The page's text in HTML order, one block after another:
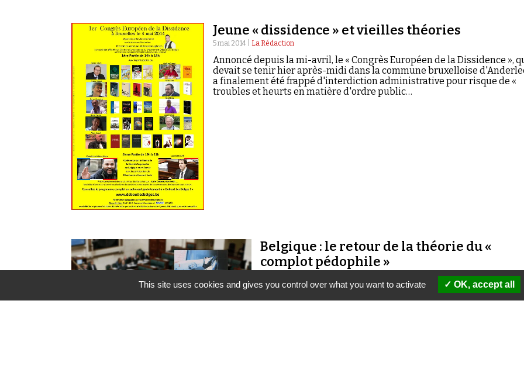
Jeune « dissidence » et vieilles théories
5 mai 2014 | La Rédaction
Annoncé depuis la mi-avril, le « Congrès Européen de la Dissidence »,
devait se tenir hier après-midi dans la commune bruxelloise
a finalement été frappé d'interdiction administrative pour risque de «
troubles et heurts en matière d'ordre public…
Belgique : le retour de la théorie du «
complot pédophile »
La semaine dernière, un député d'extrême droite a relancé
outre-Quiévrain la vieille thèse dite « des ballets roses ».
This site uses cookies and gives you control over what you want to activate OK, accept all